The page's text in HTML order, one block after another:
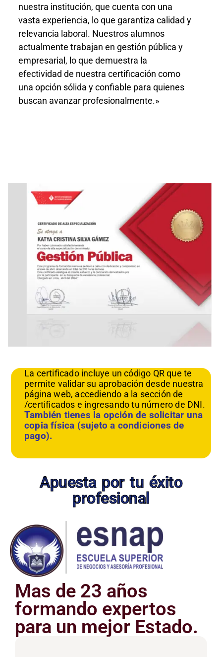
nuestra institución, que cuenta con una
vasta experiencia, lo que garantiza calidad y
relevancia laboral. Nuestros alumnos
actualmente trabajan en gestión pública y
empresarial, lo que demuestra la
efectividad de nuestra certificación como
una opción sólida y confiable para quienes
buscan avanzar profesionalmente.»
La certificado incluye un código QR que te
permite validar su aprobación desde nuestra
página web, accediendo a la sección de
/certificados e ingresando tu número de DNI.
También tienes la opción de solicitar una
copia física (sujeto a condiciones de
pago).
Apuesta por tu éxito
profesional
Mas de 23 años
formando expertos
para un mejor Estado.